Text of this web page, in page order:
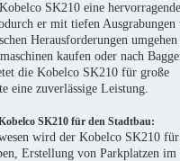
SK210 eine
er mit tiefen Ausgrabungen
Herausforderungen
kaufen oder nach
die Kobelco SK210 für große
eine zuverlässige Leistung.
SK210 für den Stadtbau:
wird der Kobelco SK210
Erstellung von Parkplatzen